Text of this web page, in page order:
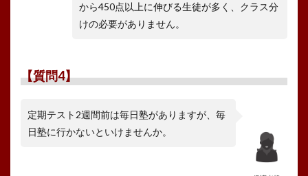
から450点以上に伸びる生徒が多く、クラス分
けの必要がありません。
【質問4】
定期テスト2週間前は毎日塾がありますが、毎
日塾に行かないといけませんか。